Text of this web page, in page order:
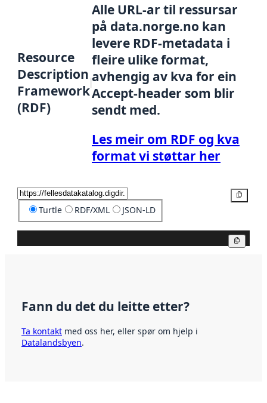
Resource
Description
Framework
(RDF)
Alle URL-ar til ressursar
på data.norge.no kan
levere RDF-metadata i
fleire ulike format,
avhengig av kva for ein
Accept-header som blir
sendt med.
Les meir om RDF og kva
format vi støttar her
Turtle RDF/XML JSON-LD
Fann du det du leitte etter?
Ta kontakt med oss her, eller spør om hjelp i
Datalandsbyen.